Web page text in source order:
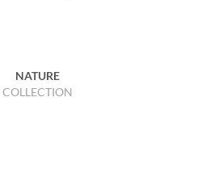
NATURE
COLLECTION